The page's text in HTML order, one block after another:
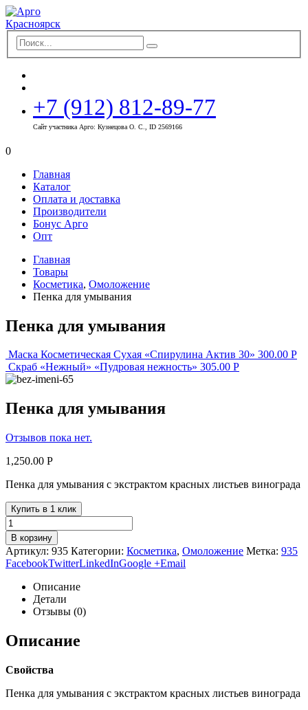
+7 (912) 812-89-77
Сайт участника Арго: Кузнецова О. С., ID 2569166
0
Главная
Каталог
Оплата и доставка
Производители
Бонус Арго
Опт
Главная
Товары
Косметика, Омоложение
Пенка для умывания
Пенка для умывания
Маска Косметическая Сухая «Спирулина Актив 30» 300.00 Р
Скраб «Нежный» «Пудровая нежность» 305.00 Р
Пенка для умывания
Отзывов пока нет.
1,250.00 Р
Пенка для умывания с экстрактом красных листьев винограда
Купить в 1 клик
В корзину
Артикул: 935 Категории: Косметика, Омоложение Метка: 935
FacebookTwitterLinkedInGoogle +Email
Описание
Детали
Отзывы (0)
Описание
Свойства
Пенка для умывания с экстрактом красных листьев винограда